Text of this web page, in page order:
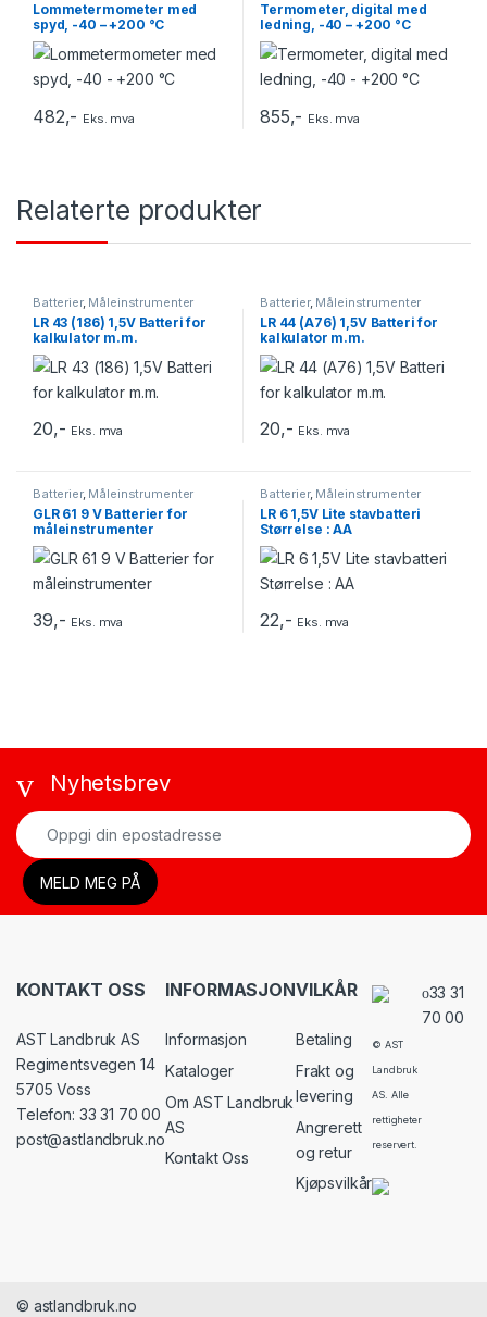
Lommetermometer med
spyd, -40 – +200 °C
482,- Eks. mva
Termometer, digital med
ledning, -40 – +200 °C
855,- Eks. mva
Relaterte produkter
Batterier, Måleinstrumenter
LR 43 (186) 1,5V Batteri for
kalkulator m.m.
20,- Eks. mva
Batterier, Måleinstrumenter
LR 44 (A76) 1,5V Batteri for
kalkulator m.m.
20,- Eks. mva
Batterier, Måleinstrumenter
GLR 61 9 V Batterier for
måleinstrumenter
39,- Eks. mva
Batterier, Måleinstrumenter
LR 6 1,5V Lite stavbatteri
Størrelse : AA
22,- Eks. mva
Nyhetsbrev
KONTAKT OSS
AST Landbruk AS
Regimentsvegen 14
5705 Voss
Telefon: 33 31 70 00
post@astlandbruk.no
INFORMASJON
Informasjon
Kataloger
Om AST Landbruk
AS
Kontakt Oss
VILKÅR
Betaling
Frakt og
levering
Angrerett
og retur
Kjøpsvilkår
© AST
Landbruk
AS. Alle
rettigheter
reservert.
33 31
70 00
© astlandbruk.no